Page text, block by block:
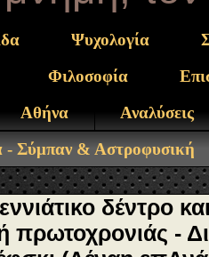
Ψυχολογία
Φιλοσοφία
Αθήνα
Αναλύσεις
- Σύμπαν & Αστροφυσική
δέντρο
πρωτοχρονιάς -